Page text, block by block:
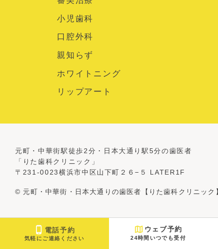
電話予約
気軽にご連絡ください
ウェブ予約
24時間いつでも受付
小児歯科
口腔外科
親知らず
ホワイトニング
リップアート
元町・中華街駅徒歩2分・日本大通り駅5分の歯医者
「りた歯科クリニック」
〒231-0023横浜市中区山下町２６−５ LATER1F
© 元町・中華街・日本大通りの歯医者【りた歯科クリニック